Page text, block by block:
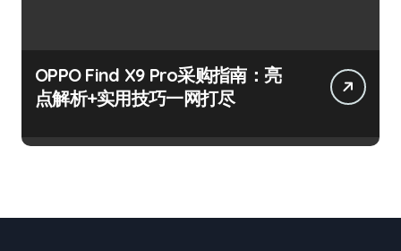
OPPO Find X9 Pro采购指南：亮
点解析+实用技巧一网打尽